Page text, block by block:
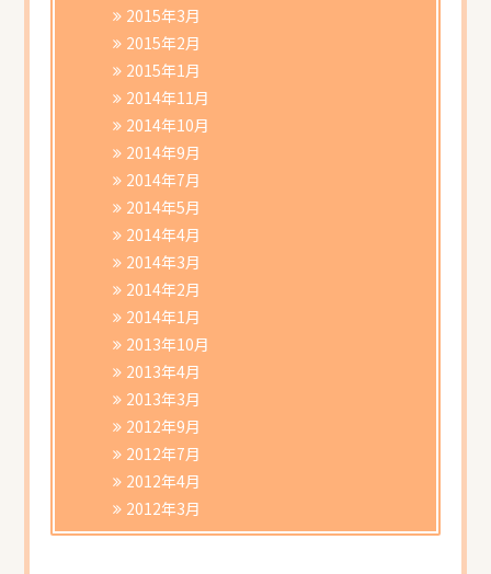
2015年3月
2015年2月
2015年1月
2014年11月
2014年10月
2014年9月
2014年7月
2014年5月
2014年4月
2014年3月
2014年2月
2014年1月
2013年10月
2013年4月
2013年3月
2012年9月
2012年7月
2012年4月
2012年3月